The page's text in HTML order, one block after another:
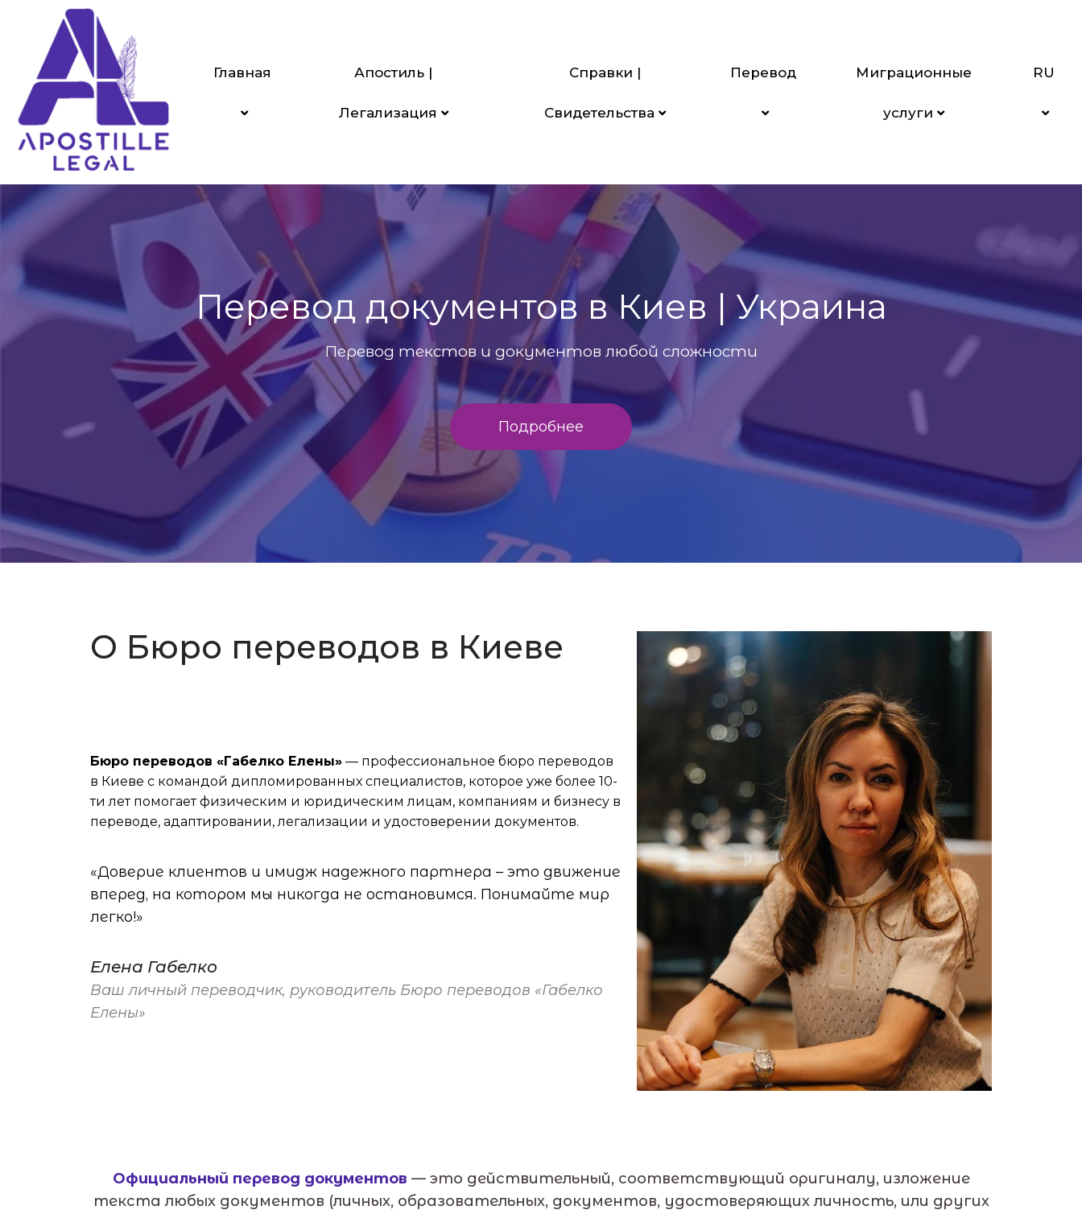
Главная Апостиль |
Легализация
Справки |
Свидетельства
Перевод Миграционные
услуги
RU
Перевод документов в Киев | Украина
Перевод текстов и документов любой сложности
Подробнее
О Бюро переводов в Киеве
Бюро переводов «Габелко Елены» — профессиональное бюро переводов
в Киеве с командой дипломированных специалистов, которое уже более 10-
ти лет помогает физическим и юридическим лицам, компаниям и бизнесу в
переводе, адаптировании, легализации и удостоверении документов.
«Доверие клиентов и имидж надежного партнера – это движение
вперед, на котором мы никогда не остановимся. Понимайте мир
легко!»
Елена Габелко
Ваш личный переводчик, руководитель Бюро переводов «Габелко
Елены»
Официальный перевод документов — это действительный, соответствующий оригиналу, изложение
текста любых документов (личных, образовательных, документов, удостоверяющих личность, или других